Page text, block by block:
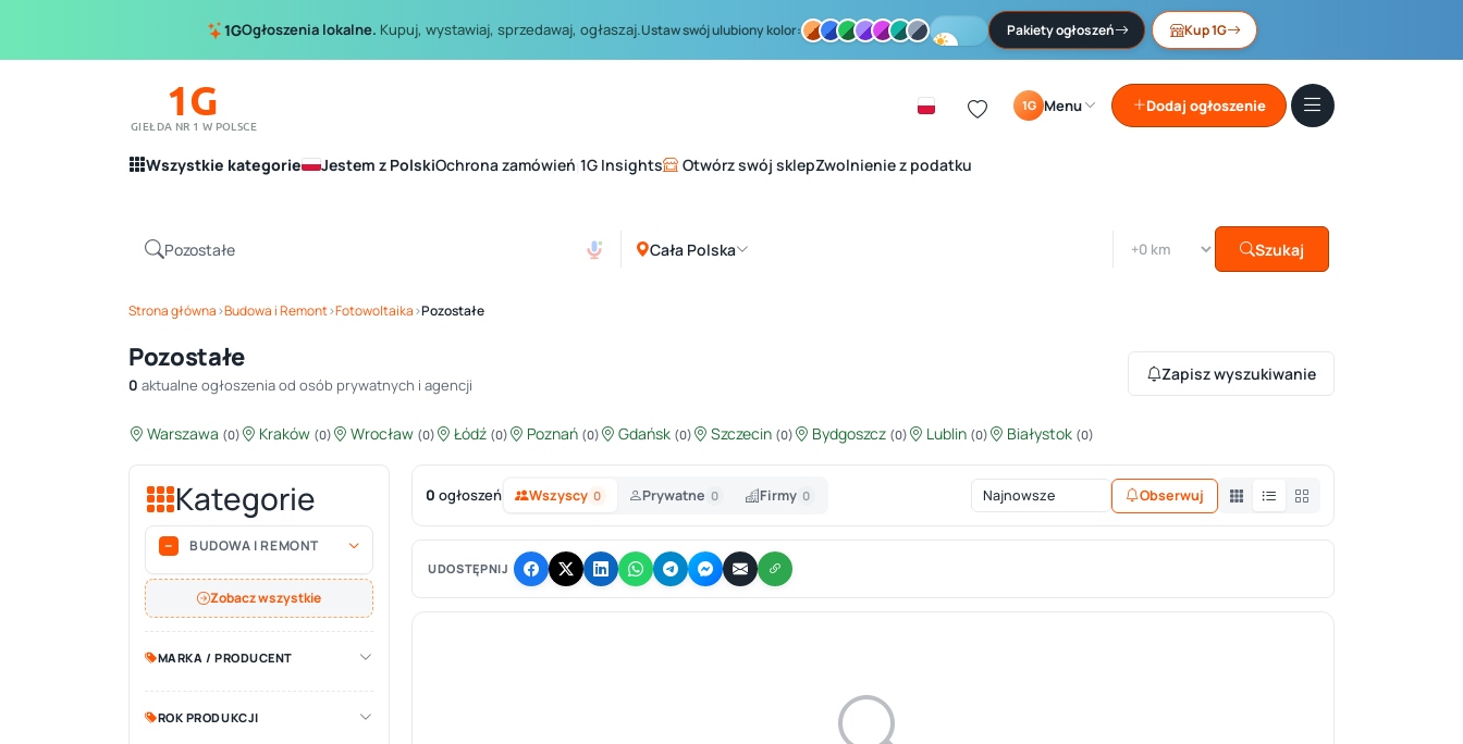
1GOgłoszenia lokalne. Kupuj, wystawiaj, sprzedawaj, ogłaszaj.Ustaw swój ulubiony kolor: Pakiety ogłoszeń Kup 1G
1G
GIEŁDA NR 1 W POLSCE
1G Menu Dodaj ogłoszenie
Wszystkie kategorie Jestem z PolskiOchrona zamówień 1G Insights Otwórz swój sklepZwolnienie z podatku
Cała Polska Szukaj
Strona główna›Budowa i Remont›Fotowoltaika›Pozostałe
Pozostałe
0 aktualne ogłoszenia od osób prywatnych i agencji
Zapisz wyszukiwanie
Warszawa (0) Kraków (0) Wrocław (0) Łódź (0) Poznań (0) Gdańsk (0) Szczecin (0) Bydgoszcz (0) Lublin (0) Białystok (0)
Kategorie
BUDOWA I REMONT
Zobacz wszystkie
MARKA / PRODUCENT
ROK PRODUKCJI
0 ogłoszeń Wszyscy 0 Prywatne 0 Firmy 0 Obserwuj
UDOSTĘPNIJ